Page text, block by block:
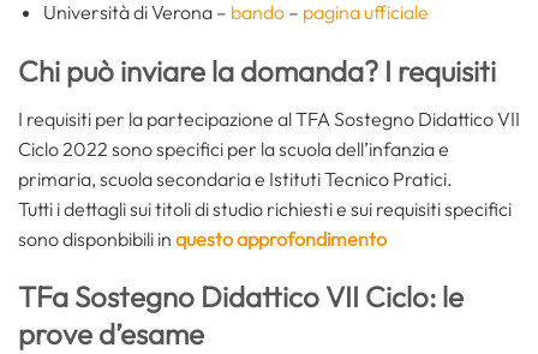
Università di Verona – bando– pagina ufficiale
Chi può inviare la domanda? I requisiti
I requisiti per la partecipazione al TFA Sostegno Didattico VII
Ciclo 2022 sono specifici per la scuola dell’infanzia e
primaria, scuola secondaria e Istituti Tecnico Pratici.
Tutti i dettagli sui titoli di studio richiesti e sui requisiti specifici
sono disponbibili in questo approfondimento
TFa Sostegno Didattico VII Ciclo: le
prove d’esame